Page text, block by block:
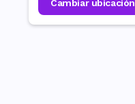
cambiar ubicación